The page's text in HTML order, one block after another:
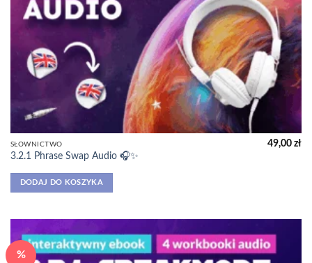
SŁOWNICTWO
3.2.1 Phrase Swap Audio 🎧✨
49,00zł
DODAJ DO KOSZYKA
%